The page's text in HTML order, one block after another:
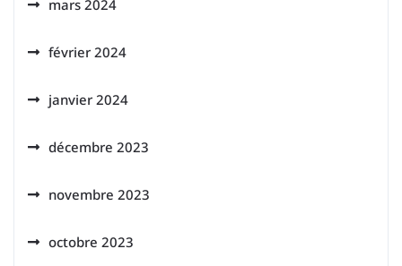
mars 2024
février 2024
janvier 2024
décembre 2023
novembre 2023
octobre 2023